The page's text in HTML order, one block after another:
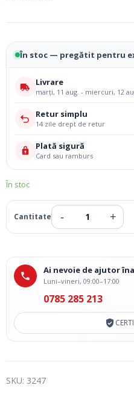
În stoc — pregătit pentru
Livrare
marți, 11 aug. - miercuri, 12
Retur simplu
14 zile drept de retur
Plată sigură
Card sau ramburs
În stoc
Ai nevoie de ajutor
Luni–vineri, 09:00–17:00
0785 285 213
SKU: 3247